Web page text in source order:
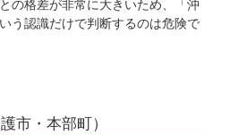
の格差が非常に大きいため、「沖
う認識だけで判断するのは危険で
市・本部町）